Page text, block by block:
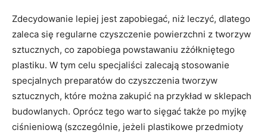
Zdecydowanie lepiej jest zapobiegać, niż leczyć, dlatego
zaleca się regularne czyszczenie powierzchni z tworzyw
sztucznych, co zapobiega powstawaniu zżółkniętego
plastiku. W tym celu specjaliści zalecają stosowanie
specjalnych preparatów do czyszczenia tworzyw
sztucznych, które można zakupić na przykład w sklepach
budowlanych. Oprócz tego warto sięgać także po myjkę
ciśnieniową (szczególnie, jeżeli plastikowe przedmioty